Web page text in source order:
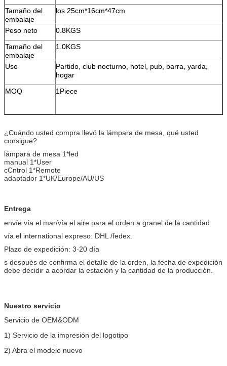
Tamaño del
embalaje
los 25cm*16cm*47cm
Peso neto
0.8KGS
Tamaño del
embalaje
1.0KGS
Uso
Partido, club nocturno, hotel, pub, barra, yarda,
hogar
MOQ
1Piece
¿Cuándo usted compra llevó la lámpara de mesa, qué usted
consigue?
lámpara de mesa 1*led
manual 1*User
cCntrol 1*Remote
adaptador 1*UK/Europe/AU/US
Entrega
envíe vía el mar/vía el aire para el orden a granel de la cantidad
vía el international expreso: DHL /fedex.
Plazo de expedición: 3-20 día
s después de confirma el detalle de la orden, la fecha de expedición
debe decidir a acordar la estación y la cantidad de la producción.
Nuestro servicio
Servicio de OEM&ODM
1) Servicio de la impresión del logotipo
2) Abra el modelo nuevo